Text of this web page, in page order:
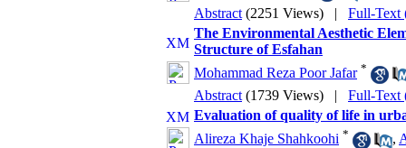
Abstract (2251 Views) | Full-Text
The Environmental Aesthetic
Structure of Esfahan
Mohammad Reza Poor Jafar *
Abstract (1739 Views) | Full-Text
Evaluation of quality of life in
Alireza Khaje Shahkoohi * ,